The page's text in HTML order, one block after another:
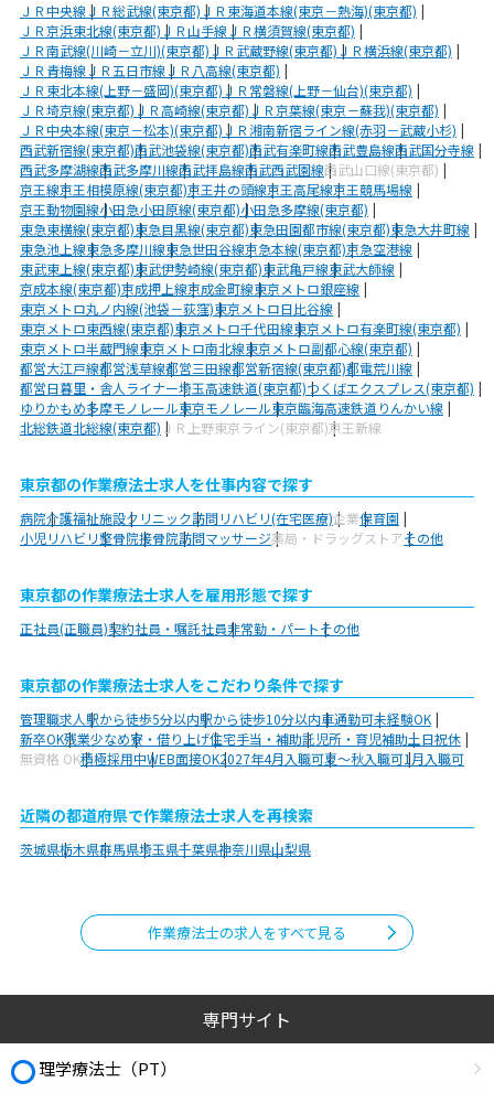
ＪＲ中央線ＪＲ総武線(東京都)ＪＲ東海道本線(東京－熱海)(東京都)
ＪＲ京浜東北線(東京都)ＪＲ山手線ＪＲ横須賀線(東京都)
ＪＲ南武線(川崎－立川)(東京都)ＪＲ武蔵野線(東京都)ＪＲ横浜線(東京都)
ＪＲ青梅線ＪＲ五日市線ＪＲ八高線(東京都)
ＪＲ東北本線(上野－盛岡)(東京都)ＪＲ常磐線(上野－仙台)(東京都)
ＪＲ埼京線(東京都)ＪＲ高崎線(東京都)ＪＲ京葉線(東京－蘇我)(東京都)
ＪＲ中央本線(東京－松本)(東京都)ＪＲ湘南新宿ライン線(赤羽－武蔵小杉)
西武新宿線(東京都)西武池袋線(東京都)西武有楽町線西武豊島線西武国分寺線
西武多摩湖線西武多摩川線西武拝島線西武西武園線西武山口線(東京都)
京王線京王相模原線(東京都)京王井の頭線京王高尾線京王競馬場線
京王動物園線小田急小田原線(東京都)小田急多摩線(東京都)
東急東横線(東京都)東急目黒線(東京都)東急田園都市線(東京都)東急大井町線
東急池上線東急多摩川線東急世田谷線京急本線(東京都)京急空港線
東武東上線(東京都)東武伊勢崎線(東京都)東武亀戸線東武大師線
京成本線(東京都)京成押上線京成金町線東京メトロ銀座線
東京メトロ丸ノ内線(池袋－荻窪)東京メトロ日比谷線
東京メトロ東西線(東京都)東京メトロ千代田線東京メトロ有楽町線(東京都)
東京メトロ半蔵門線東京メトロ南北線東京メトロ副都心線(東京都)
都営大江戸線都営浅草線都営三田線都営新宿線(東京都)都電荒川線
都営日暮里・舎人ライナー埼玉高速鉄道(東京都)つくばエクスプレス(東京都)
ゆりかもめ多摩モノレール東京モノレール東京臨海高速鉄道りんかい線
北総鉄道北総線(東京都) ＪＲ上野東京ライン(東京都)京王新線
東京都の作業療法士求人を仕事内容で探す
病院介護福祉施設クリニック訪問リハビリ(在宅医療)企業保育園
小児リハビリ整骨院接骨院訪問マッサージ薬局・ドラッグストアその他
東京都の作業療法士求人を雇用形態で探す
正社員(正職員)契約社員・嘱託社員非常勤・パートその他
東京都の作業療法士求人をこだわり条件で探す
管理職求人駅から徒歩5分以内駅から徒歩10分以内車通勤可未経験OK
新卒OK残業少なめ寮・借り上げ住宅手当・補助託児所・育児補助土日祝休
無資格 OK積極採用中WEB面接OK2027年4月入職可夏～秋入職可1月入職可
近隣の都道府県で作業療法士求人を再検索
茨城県栃木県群馬県埼玉県千葉県神奈川県山梨県
作業療法士の求人をすべて見る
専門サイト
理学療法士（PT）